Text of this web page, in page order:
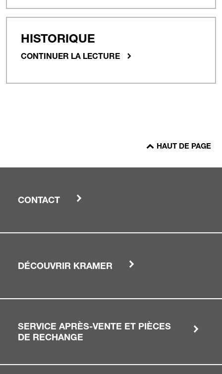
HISTORIQUE
CONTINUER LA LECTURE
HAUT DE PAGE
CONTACT
DÉCOUVRIR KRAMER
SERVICE APRÈS-VENTE ET PIÈCES
DE RECHANGE